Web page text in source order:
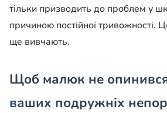
тільки призводить до проблем у
причиною постійної тривожності.
ще вивчають.
Щоб малюк не
ваших подружніх